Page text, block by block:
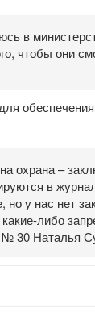
в
чтобы они
обеспечения
охрана –
в
но у нас нет
какие-либо
№ 30 Наталья